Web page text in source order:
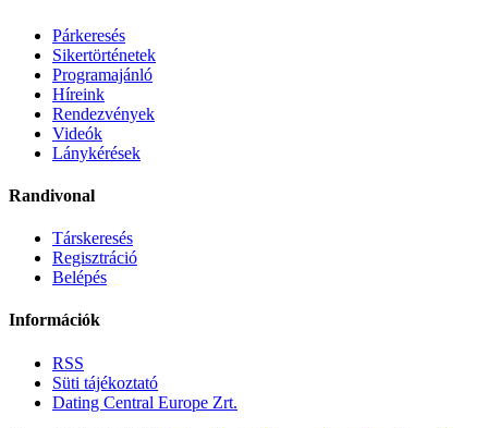
Párkeresés
Sikertörténetek
Programajánló
Híreink
Rendezvények
Videók
Lánykérések
Randivonal
Társkeresés
Regisztráció
Belépés
Információk
RSS
Süti tájékoztató
Dating Central Europe Zrt.